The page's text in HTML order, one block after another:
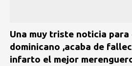
Una muy triste noticia para
dominicano ,acaba de
infarto el mejor